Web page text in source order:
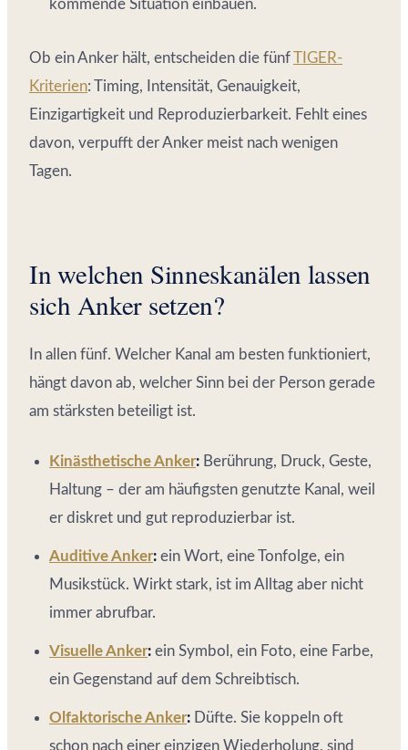
kommende Situation einbauen.
Ob ein Anker hält, entscheiden die fünfTIGER-
Kriterien: Timing, Intensität, Genauigkeit,
Einzigartigkeit und Reproduzierbarkeit. Fehlt eines
davon, verpufft der Anker meist nach wenigen
Tagen.
In welchen Sinneskanälen lassen
sich Anker setzen?
In allen fünf. Welcher Kanal am besten funktioniert,
hängt davon ab, welcher Sinn bei der Person gerade
am stärksten beteiligt ist.
Kinästhetische Anker: Berührung, Druck, Geste,
Haltung – der am häufigsten genutzte Kanal, weil
er diskret und gut reproduzierbar ist.
Auditive Anker: ein Wort, eine Tonfolge, ein
Musikstück. Wirkt stark, ist im Alltag aber nicht
immer abrufbar.
Visuelle Anker: ein Symbol, ein Foto, eine Farbe,
ein Gegenstand auf dem Schreibtisch.
Olfaktorische Anker: Düfte. Sie koppeln oft
schon nach einer einzigen Wiederholung, sind